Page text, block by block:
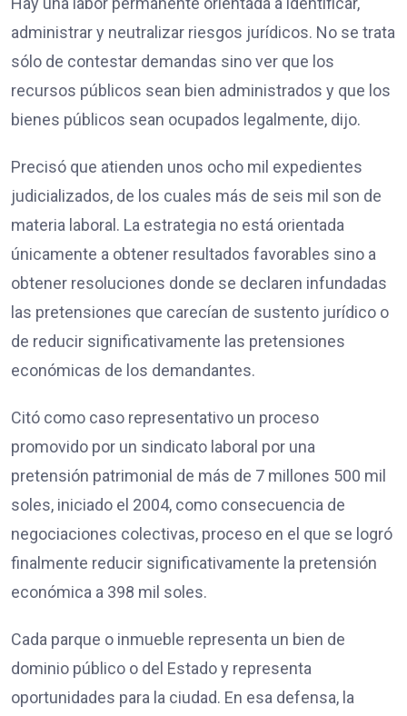
administrar y neutralizar riesgos jurídicos. No se trata
sólo de contestar demandas sino ver que los
recursos públicos sean bien administrados y que los
bienes públicos sean ocupados legalmente, dijo.
Precisó que atienden unos ocho mil expedientes
judicializados, de los cuales más de seis mil son de
materia laboral. La estrategia no está orientada
únicamente a obtener resultados favorables sino a
obtener resoluciones donde se declaren infundadas
las pretensiones que carecían de sustento jurídico o
de reducir significativamente las pretensiones
económicas de los demandantes.
Citó como caso representativo un proceso
promovido por un sindicato laboral por una
pretensión patrimonial de más de 7 millones 500 mil
soles, iniciado el 2004, como consecuencia de
negociaciones colectivas, proceso en el que se logró
finalmente reducir significativamente la pretensión
económica a 398 mil soles.
Cada parque o inmueble representa un bien de
dominio público o del Estado y representa
oportunidades para la ciudad. En esa defensa, la